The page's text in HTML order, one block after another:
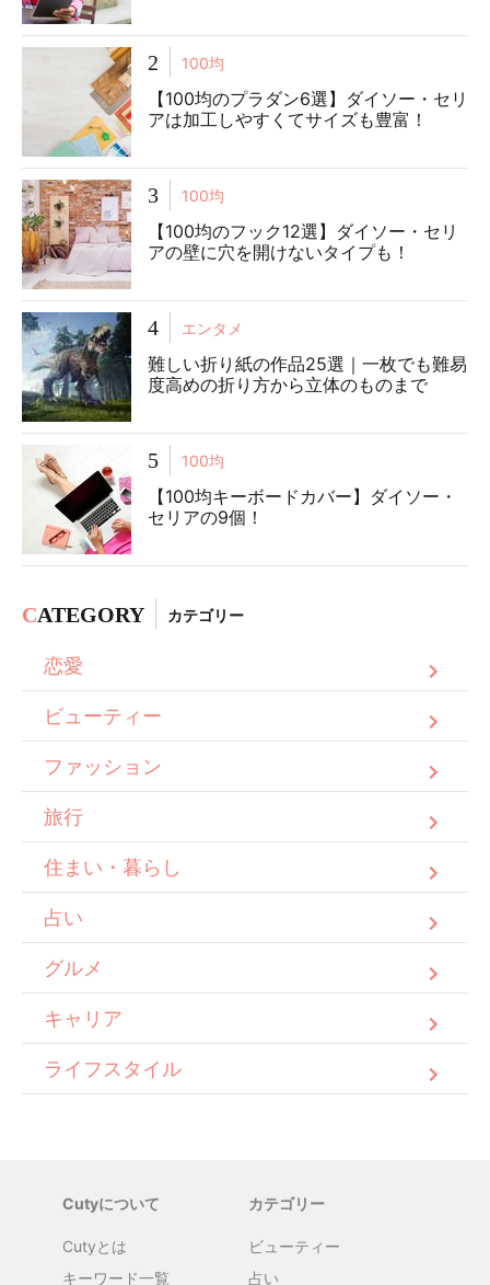
2 100均
【100均のプラダン6選】ダイソー・セリ
アは加工しやすくてサイズも豊富！
3 100均
【100均のフック12選】ダイソー・セリ
アの壁に穴を開けないタイプも！
4 エンタメ
難しい折り紙の作品25選｜一枚でも難易
度高めの折り方から立体のものまで
5 100均
【100均キーボードカバー】ダイソー・
セリアの9個！
CATEGORY カテゴリー
恋愛
ビューティー
ファッション
旅行
住まい・暮らし
占い
グルメ
キャリア
ライフスタイル
Cutyについて
Cutyとは
キーワード一覧
カテゴリー
ビューティー
占い